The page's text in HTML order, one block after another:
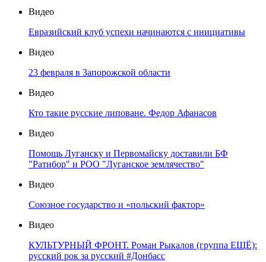
Видео
Евразийский клуб успехи начинаются с инициативы
Видео
23 февраля в Запорожской области
Видео
Кто такие русские липоване. Федор Афанасов
Видео
Помощь Луганску и Первомайску доставили БФ
"Ратибор" и РОО "Луганское землячество"
Видео
Союзное государство и «польский фактор»
Видео
КУЛЬТУРНЫЙ ФРОНТ. Роман Рыкалов (группа ЕЩЁ):
русский рок за русский #Донбасс